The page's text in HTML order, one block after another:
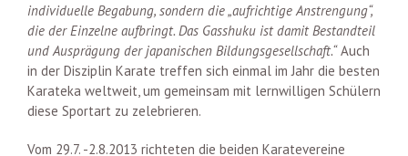
individuelle Begabung, sondern die „aufrichtige Anstrengung“,
die der Einzelne aufbringt. Das Gasshuku ist damit Bestandteil
und Ausprägung der japanischen Bildungsgesellschaft.“Auch
in der Disziplin Karate treffen sich einmal im Jahr die besten
Karateka weltweit, um gemeinsam mit lernwilligen Schülern
diese Sportart zu zelebrieren.
Vom 29.7. -2.8.2013 richteten die beiden Karatevereine